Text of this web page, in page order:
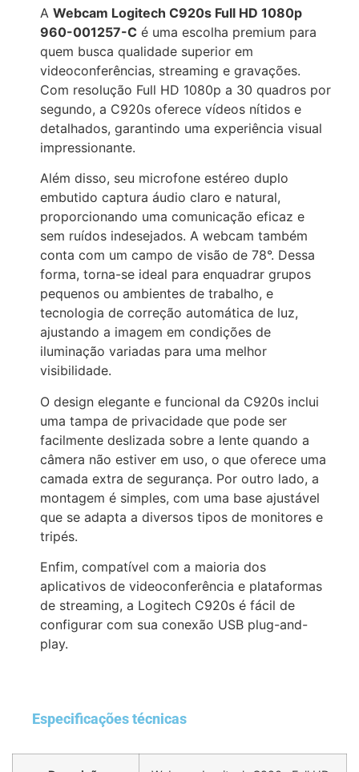
A Webcam Logitech C920s Full HD 1080p
960-001257-C é uma escolha premium para
quem busca qualidade superior em
videoconferências, streaming e gravações.
Com resolução Full HD 1080p a 30 quadros por
segundo, a C920s oferece vídeos nítidos e
detalhados, garantindo uma experiência visual
impressionante.
Além disso, seu microfone estéreo duplo
embutido captura áudio claro e natural,
proporcionando uma comunicação eficaz e
sem ruídos indesejados. A webcam também
conta com um campo de visão de 78°. Dessa
forma, torna-se ideal para enquadrar grupos
pequenos ou ambientes de trabalho, e
tecnologia de correção automática de luz,
ajustando a imagem em condições de
iluminação variadas para uma melhor
visibilidade.
O design elegante e funcional da C920s inclui
uma tampa de privacidade que pode ser
facilmente deslizada sobre a lente quando a
câmera não estiver em uso, o que oferece uma
camada extra de segurança. Por outro lado, a
montagem é simples, com uma base ajustável
que se adapta a diversos tipos de monitores e
tripés.
Enfim, compatível com a maioria dos
aplicativos de videoconferência e plataformas
de streaming, a Logitech C920s é fácil de
configurar com sua conexão USB plug-and-
play.
Especificações técnicas